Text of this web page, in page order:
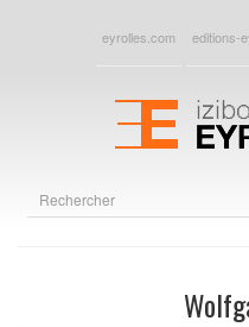
eyrolles.com editions-